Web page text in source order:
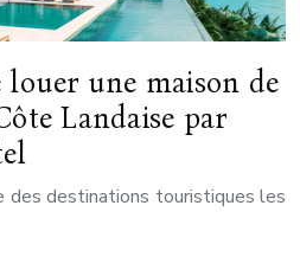
louer une maison de
Landaise par
des destinations touristiques les